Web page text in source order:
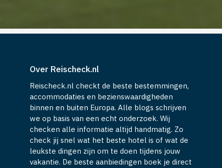
Over Reischeck.nl
Reischeck.nl checkt de beste bestemmingen,
accommodaties en bezienswaardigheden
binnen en buiten Europa. Alle blogs schrijven
we op basis van een echt onderzoek. Wij
checken alle informatie altijd handmatig. Zo
check jij snel wat het beste hotel is of wat de
leukste dingen zijn om te doen tijdens jouw
vakantie. De beste aanbiedingen boek je direct